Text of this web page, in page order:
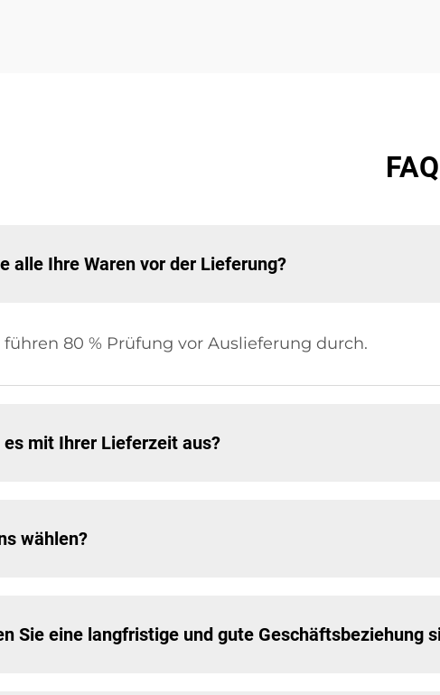
FAQ
alle Ihre Waren vor der Lieferung?
führen 80 % Prüfung vor Auslieferung durch.
es mit Ihrer Lieferzeit aus?
wählen?
Sie eine langfristige und gute Geschäftsbeziehung